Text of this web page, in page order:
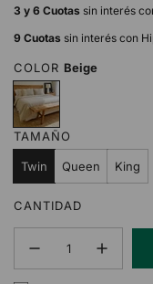
3 y 6 Cuotas sin interés
9 Cuotas sin interés con
COLOR Beige
B
e
i
g
e
TAMAÑO
Twin Queen King
CANTIDAD